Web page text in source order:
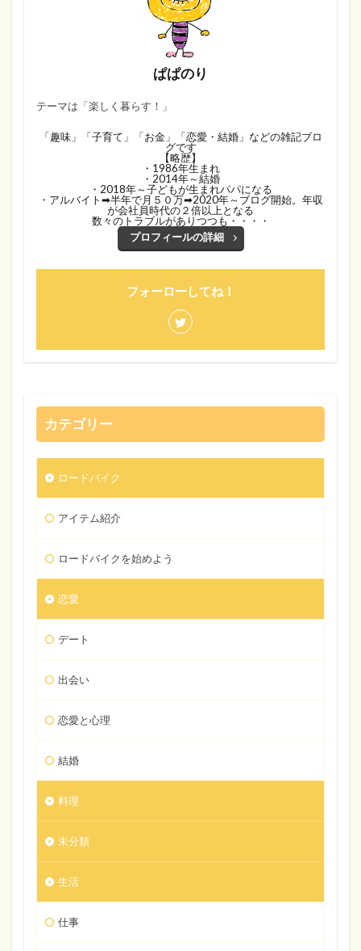
ぱぱのり
テーマは「楽しく暮らす！」
「趣味」「子育て」「お金」「恋愛・結婚」などの雑記ブロ
グです
【略歴】
・1986年生まれ
・2014年～結婚
・2018年～子どもが生まれパパになる
・アルバイト➡半年で月５０万➡2020年～ブログ開始。年収
が会社員時代の２倍以上となる
数々のトラブルがありつつも・・・・
プロフィールの詳細
フォーローしてね！
カテゴリー
ロードバイク
アイテム紹介
ロードバイクを始めよう
恋愛
デート
出会い
恋愛と心理
結婚
料理
未分類
生活
仕事